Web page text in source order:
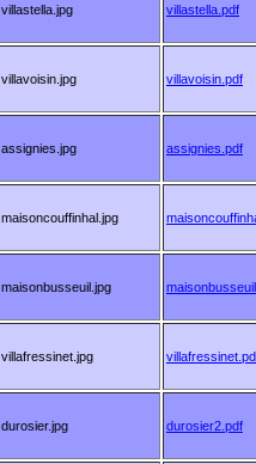
villastella.jpg villastella.pdf
villavoisin.jpg villavoisin.pdf
assignies.jpg assignies.pdf
maisoncouffinhal.jpg
maisonbusseuil.jpg
villafressinet.jpg
durosier.jpg durosier2.pdf